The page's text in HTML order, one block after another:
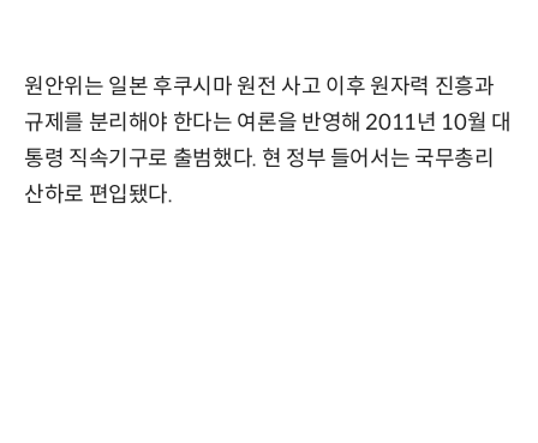
원안위는 일본 후쿠시마 원전 사고 이후 원자력 진흥과
규제를 분리해야 한다는 여론을 반영해 2011년 10월 대
통령 직속기구로 출범했다. 현 정부 들어서는 국무총리
산하로 편입됐다.